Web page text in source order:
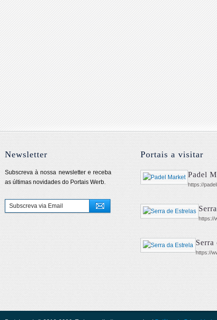
Newsletter
Subscreva à nossa newsletter e receba
as últimas novidades do Portais Werb.
Portais a visitar
Padel
https://
https://
Serra
https://